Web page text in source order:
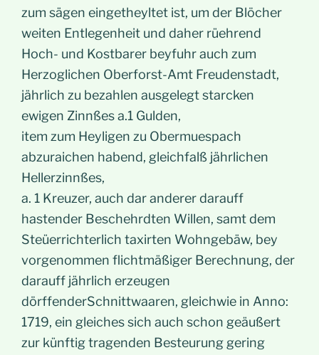
zum sägen eingetheyltet ist, um der Blöcher
weiten Entlegenheit und daher rüehrend
Hoch- und Kostbarer beyfuhr auch zum
Herzoglichen Oberforst-Amt Freudenstadt,
jährlich zu bezahlen ausgelegt starcken
ewigen Zinnßes a.1 Gulden,
item zum Heyligen zu Obermuespach
abzuraichen habend, gleichfalß jährlichen
Hellerzinnßes,
a. 1 Kreuzer, auch dar anderer darauff
hastender Beschehrdten Willen, samt dem
Steüerrichterlich taxirten Wohngebäw, bey
vorgenommen flichtmäßiger Berechnung, der
darauff jährlich erzeugen
dörffenderSchnittwaaren, gleichwie in Anno:
1719, ein gleiches sich auch schon geäußert
zur künftig tragenden Besteurung gering